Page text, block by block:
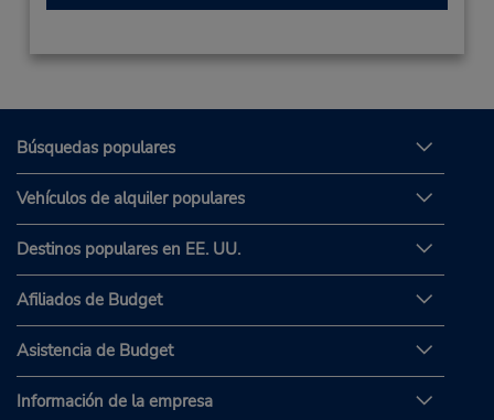
Búsquedas populares
Vehículos de alquiler populares
Destinos populares en EE. UU.
Afiliados de Budget
Asistencia de Budget
Información de la empresa